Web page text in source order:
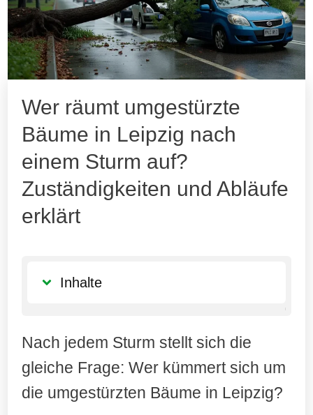
Wer räumt umgestürzte
Bäume in Leipzig nach
einem Sturm auf?
Zuständigkeiten und Abläufe
erklärt
Inhalte
nach einem Sturm auf? Zuständigkeiten
und Abläufe erklärt
Hauptakteure bei der
Nach jedem Sturm stellt sich die
gleiche Frage: Wer kümmert sich um
die umgestürzten Bäume in Leipzig?